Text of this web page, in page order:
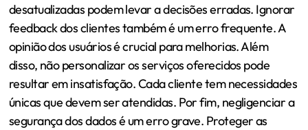
desatualizadas podem levar a decisões erradas. Ignorar
feedback dos clientes também é um erro frequente. A
opinião dos usuários é crucial para melhorias. Além
disso, não personalizar os serviços oferecidos pode
resultar em insatisfação. Cada cliente tem necessidades
únicas que devem ser atendidas. Por fim, negligenciar a
segurança dos dados é um erro grave. Proteger as